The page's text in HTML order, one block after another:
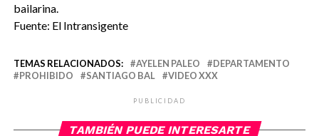
bailarina.
Fuente: El Intransigente
TEMAS RELACIONADOS: AYELEN PALEO
DEPARTAMENTO
PROHIBIDO
SANTIAGO BAL VIDEO XXX
PUBLICIDAD
TAMBIÉN PUEDE INTERESARTE